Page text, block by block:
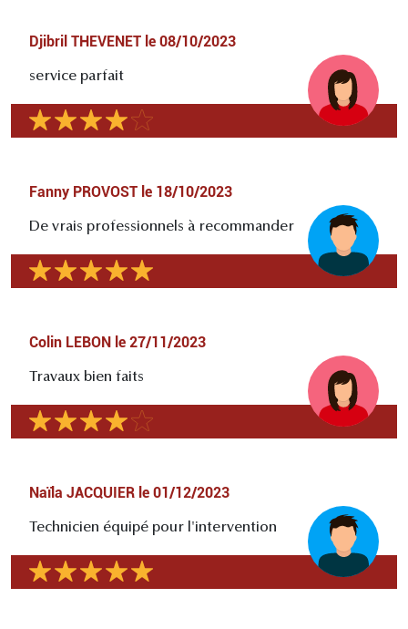
Djibril THEVENET le 08/10/2023
service parfait
Fanny PROVOST le 18/10/2023
De vrais professionnels à recommander
Colin LEBON le 27/11/2023
Travaux bien faits
Naïla JACQUIER le 01/12/2023
Technicien équipé pour l'intervention